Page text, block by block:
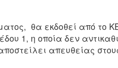
θα εκδοθεί από το
1, η οποία δεν
απευθείας